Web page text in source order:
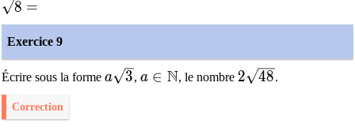
\sqrt{8}
8 =
=
Exercice 9
Écrire sous la forme a\sqrt{3}
a 3, a\in\mathbb{N}
a ∈ N, le nombre 2\sqrt{48}
2 48.
Correction